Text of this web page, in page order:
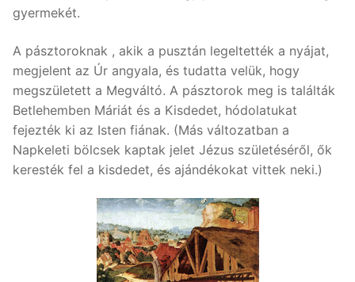
gyermekét.
A pásztoroknak , akik a pusztán legeltették a nyájat,
megjelent az Úr angyala, és tudatta velük, hogy
megszületett a Megváltó. A pásztorok meg is találták
Betlehemben Máriát és a Kisdedet, hódolatukat
fejezték ki az Isten fiának. (Más változatban a
Napkeleti bölcsek kaptak jelet Jézus születéséről, ők
keresték fel a kisdedet, és ajándékokat vittek neki.)